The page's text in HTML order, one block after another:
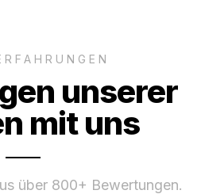
unserer
mit uns
über 800+ Bewertungen.